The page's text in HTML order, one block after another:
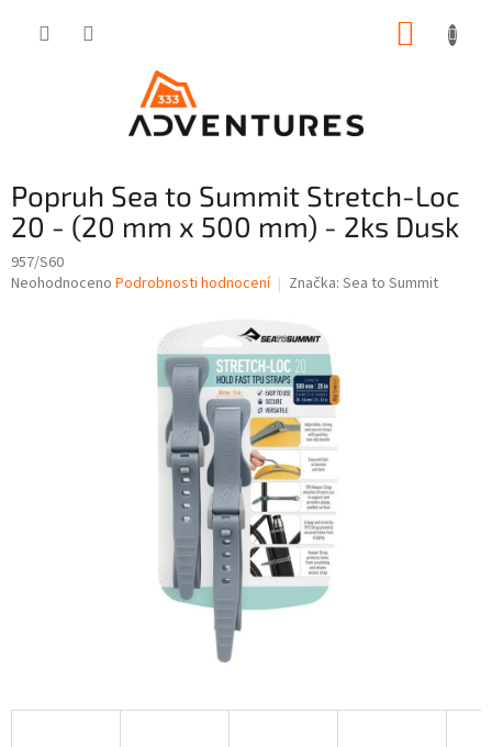
Popruh Sea to Summit Stretch-Loc
20 - (20 mm x 500 mm) - 2ks Dusk
957/S60
Průměrné
Neohodnoceno Podrobnosti hodnocení Značka: Sea to Summit